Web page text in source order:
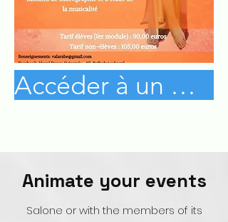
Accéder à un mini cours gratuit
Animate your events
Salone or with the members of its